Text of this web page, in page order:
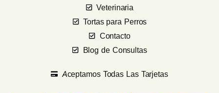
Veterinaria
Tortas para Perros
Contacto
Blog de Consultas
Aceptamos Todas Las Tarjetas